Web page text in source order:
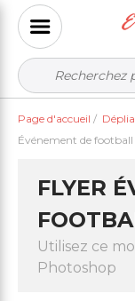
Page d'accueil /
Événement de football
FLYER
Utilisez ce
Photoshop